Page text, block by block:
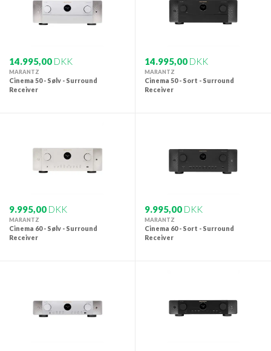
14.995,00 DKK
MARANTZ
Cinema 50 - Sølv - Surround
Receiver
14.995,00 DKK
MARANTZ
Cinema 50 - Sort - Surround
Receiver
9.995,00 DKK
MARANTZ
Cinema 60 - Sølv - Surround
Receiver
9.995,00 DKK
MARANTZ
Cinema 60 - Sort - Surround
Receiver